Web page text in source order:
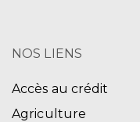
NOS LIENS
Accès au crédit
Agriculture